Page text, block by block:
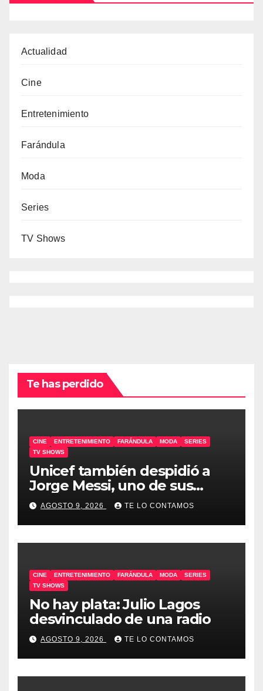
Actualidad
Cine
Entretenimiento
Farándula
Moda
Series
TV Shows
Te has perdido
CINE ENTRETENIMIENTO FARÁNDULA MODA
SERIES
TV SHOWS
Unicef también despidió a
Jorge Messi, uno de sus
embajadores
AGOSTO 9, 2026 TE LO CONTAMOS
CINE ENTRETENIMIENTO FARÁNDULA MODA
SERIES
TV SHOWS
No hay plata: Julio Lagos
desvinculado de una radio
AGOSTO 9, 2026 TE LO CONTAMOS